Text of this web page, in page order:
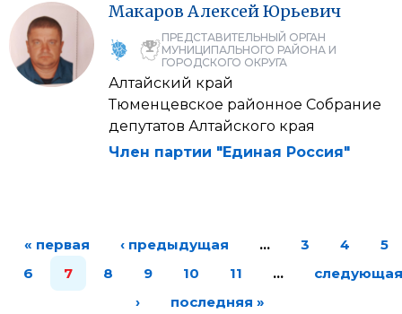
Макаров АлексейЮрьевич
ПРЕДСТАВИТЕЛЬНЫЙ ОРГАН
МУНИЦИПАЛЬНОГО РАЙОНА И
ГОРОДСКОГО ОКРУГА
Алтайский край
Тюменцевское районное Собрание
депутатов Алтайского края
Член партии "Единая Россия"
« первая ‹ предыдущая … 3 4
5
6
7 8 9 10 11 …
следующая
›
последняя »